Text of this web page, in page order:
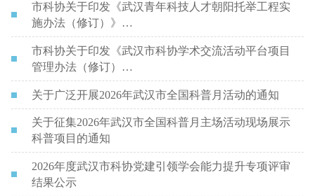
市科协关于印发《武汉青年科技人才朝阳托举工程实
施办法（修订）》…
市科协关于印发《武汉市科协学术交流活动平台项目
管理办法（修订）…
关于广泛开展2026年武汉市全国科普月活动的通知
关于征集2026年武汉市全国科普月主场活动现场展示
科普项目的通知
2026年度武汉市科协党建引领学会能力提升专项评审
结果公示